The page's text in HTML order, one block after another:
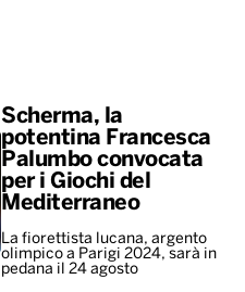
Scherma, la
potentina Francesca
Palumbo convocata
per i Giochi del
Mediterraneo
La fiorettista lucana, argento
olimpico a Parigi 2024, sarà in
pedana il 24 agosto